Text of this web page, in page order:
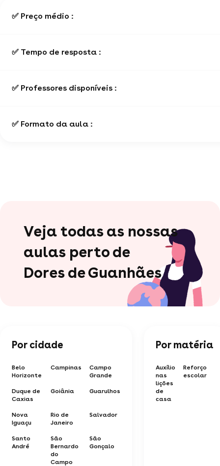
✅ Preço médio :
✅ Tempo de resposta :
✅ Professores disponíveis :
✅ Formato da aula :
Veja todas as nossas
aulas perto de
Dores de Guanhães
Por cidade
Belo
Horizonte
Campinas
Campo
Grande
Duque de
Caxias
Goiânia Guarulhos
Nova
Iguaçu
Rio de
Janeiro
Salvador
Santo
André
São
Bernardo
do
Campo
São
Gonçalo
Por matéria
Auxílio
nas
lições
de
casa
Reforço
escolar